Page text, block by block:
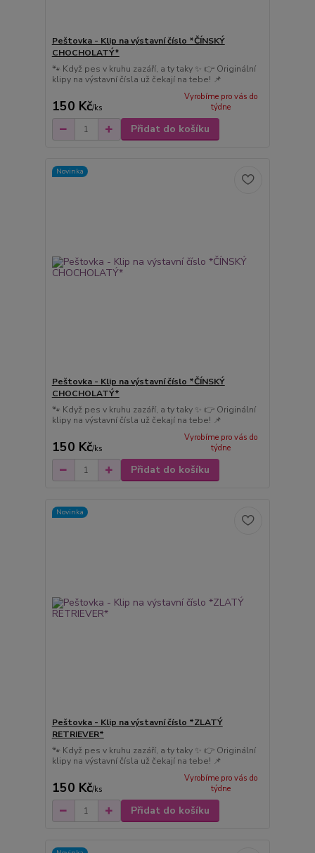
Peštovka - Klip na výstavní číslo *ČÍNSKÝ
CHOCHOLATÝ*
🐾 Když pes v kruhu zazáří, a ty taky ✨ 👉 Originální
klipy na výstavní čísla už čekají na tebe! 📌
150 Kč/ks
Vyrobíme pro vás do
týdne
Přidat do košíku
Novinka
Peštovka - Klip na výstavní číslo *ČÍNSKÝ
CHOCHOLATÝ*
🐾 Když pes v kruhu zazáří, a ty taky ✨ 👉 Originální
klipy na výstavní čísla už čekají na tebe! 📌
150 Kč/ks
Vyrobíme pro vás do
týdne
Přidat do košíku
Novinka
Peštovka - Klip na výstavní číslo *ZLATÝ
RETRIEVER*
🐾 Když pes v kruhu zazáří, a ty taky ✨ 👉 Originální
klipy na výstavní čísla už čekají na tebe! 📌
150 Kč/ks
Vyrobíme pro vás do
týdne
Přidat do košíku